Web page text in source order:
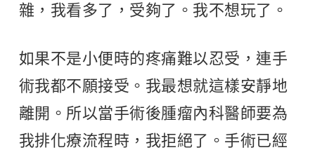
雜，我看多了，受夠了。我不想玩了。
如果不是小便時的疼痛難以忍受，連手
術我都不願接受。我最想就這樣安靜地
離開。所以當手術後腫瘤內科醫師要為
我排化療流程時，我拒絕了。手術已經